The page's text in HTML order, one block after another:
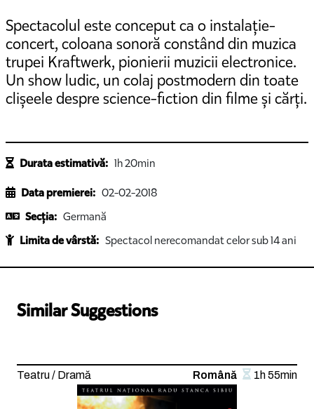
Spectacolul este conceput ca o instalație-
concert, coloana sonoră constând din muzica
trupei Kraftwerk, pionierii muzicii electronice.
Un show ludic, un colaj postmodern din toate
clișeele despre science-fiction din filme și cărți.
Durata estimativă: 1h 20min
Data premierei: 02-02-2018
Secția: Germană
Limita de vârstă: Spectacol nerecomandat celor sub 14 ani
Similar Suggestions
Teatru / Dramă Română 1h 55min